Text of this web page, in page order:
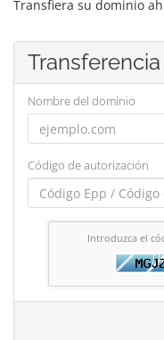
Transfiera su dominio
Nombre del dominio
Código de autorización
Introduzca el